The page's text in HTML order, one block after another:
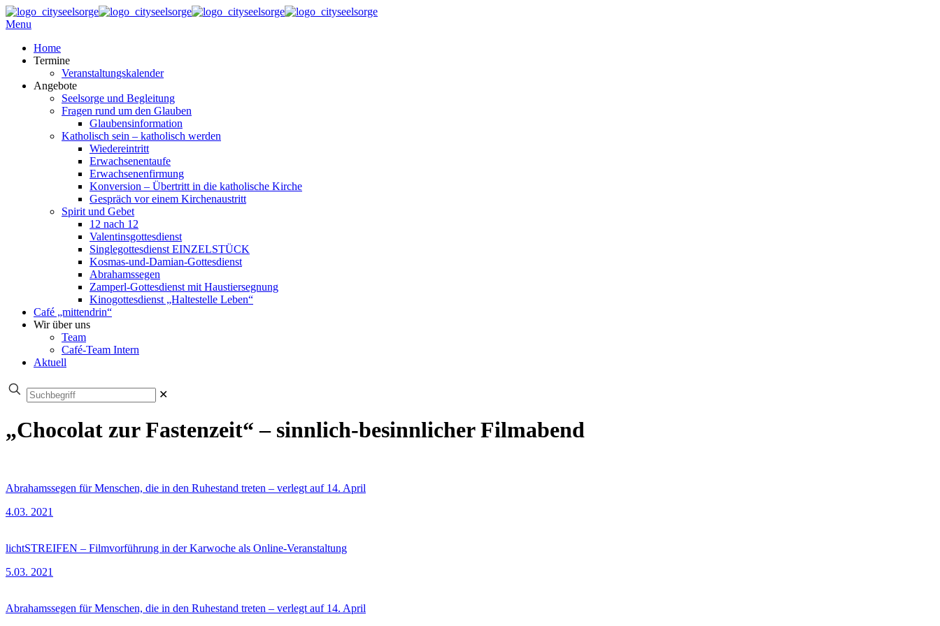
Menu
Home
Termine
Veranstaltungskalender
Angebote
Seelsorge und Begleitung
Fragen rund um den Glauben
Glaubensinformation
Katholisch sein – katholisch werden
Wiedereintritt
Erwachsenentaufe
Erwachsenenfirmung
Konversion – Übertritt in die katholische Kirche
Gespräch vor einem Kirchenaustritt
Spirit und Gebet
12 nach 12
Valentinsgottesdienst
Singlegottesdienst EINZELSTÜCK
Kosmas-und-Damian-Gottesdienst
Abrahamssegen
Zamperl-Gottesdienst mit Haustiersegnung
Kinogottesdienst „Haltestelle Leben“
Café „mittendrin“
Wir über uns
Team
Café-Team Intern
Aktuell
✕
„Chocolat zur Fastenzeit“ – sinnlich-besinnlicher Filmabend
Abrahamssegen für Menschen, die in den Ruhestand treten – verlegt auf 14. April
4.03. 2021
lichtSTREIFEN – Filmvorführung in der Karwoche als Online-Veranstaltung
5.03. 2021
Abrahamssegen für Menschen, die in den Ruhestand treten – verlegt auf 14. April